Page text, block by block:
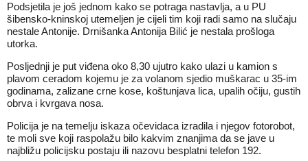
Podsjetila je još jednom kako se potraga nastavlja, a u PU
šibensko-kninskoj utemeljen je cijeli tim koji radi samo na slučaju
nestale Antonije. Drnišanka Antonija Bilić je nestala prošloga
utorka.
Posljednji je put viđena oko 8,30 ujutro kako ulazi u kamion s
plavom ceradom kojemu je za volanom sjedio muškarac u 35-im
godinama, zalizane crne kose, koštunjava lica, upalih očiju, gustih
obrva i kvrgava nosa.
Policija je na temelju iskaza očevidaca izradila i njegov fotorobot,
te moli sve koji raspolažu bilo kakvim znanjima da se jave u
najbližu policijsku postaju ili nazovu besplatni telefon 192.